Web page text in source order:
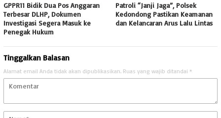
GPPR11 Bidik Dua Pos Anggaran
Terbesar DLHP, Dokumen
Investigasi Segera Masuk ke
Penegak Hukum
Patroli “Janji Jaga”, Polsek
Kedondong Pastikan Keamanan
dan Kelancaran Arus Lalu Lintas
Tinggalkan Balasan
Alamat email Anda tidak akan dipublikasikan. Ruas yang wajib ditandai *